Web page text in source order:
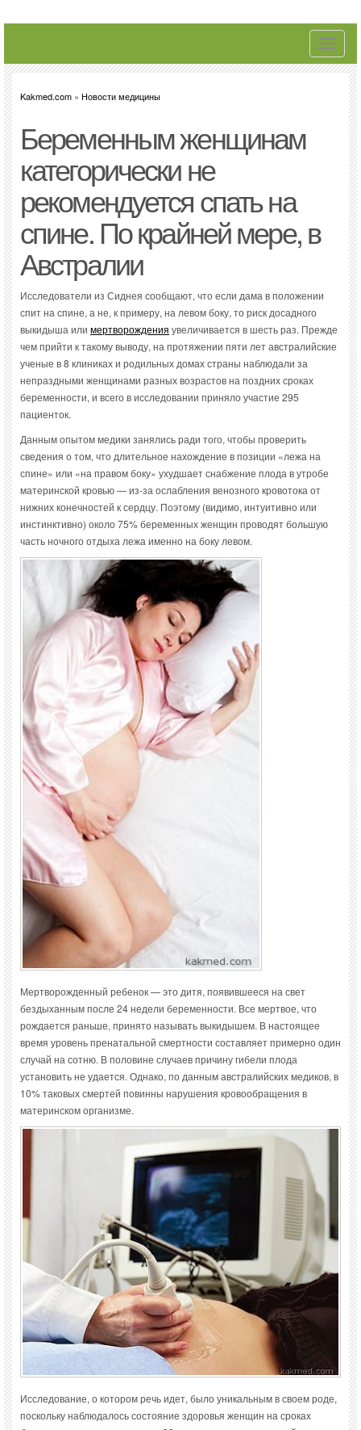
Toggle
Kakmed.com » Новости медицины
Беременным женщинам
категорически не
рекомендуется спать на
спине. По крайней мере, в
Австралии
Исследователи из Сиднея сообщают, что если дама в положении
спит на спине, а не, к примеру, на левом боку, то риск досадного
выкидыша или мертворождения увеличивается в шесть раз. Прежде
чем прийти к такому выводу, на протяжении пяти лет австралийские
ученые в 8 клиниках и родильных домах страны наблюдали за
непраздными женщинами разных возрастов на поздних сроках
беременности, и всего в исследовании приняло участие 295
пациенток.
Данным опытом медики занялись ради того, чтобы проверить
сведения о том, что длительное нахождение в позиции «лежа на
спине» или «на правом боку» ухудшает снабжение плода в утробе
материнской кровью — из-за ослабления венозного кровотока от
нижних конечностей к сердцу. Поэтому (видимо, интуитивно или
инстинктивно) около 75% беременных женщин проводят большую
часть ночного отдыха лежа именно на боку левом.
Мертворожденный ребенок — это дитя, появившееся на свет
бездыханным после 24 недели беременности. Все мертвое, что
рождается раньше, принято называть выкидышем. В настоящее
время уровень пренатальной смертности составляет примерно один
случай на сотню. В половине случаев причину гибели плода
установить не удается. Однако, по данным австралийских медиков, в
10% таковых смертей повинны нарушения кровообращения в
материнском организме.
Исследование, о котором речь идет, было уникальным в своем роде,
поскольку наблюдалось состояние здоровья женщин на сроках